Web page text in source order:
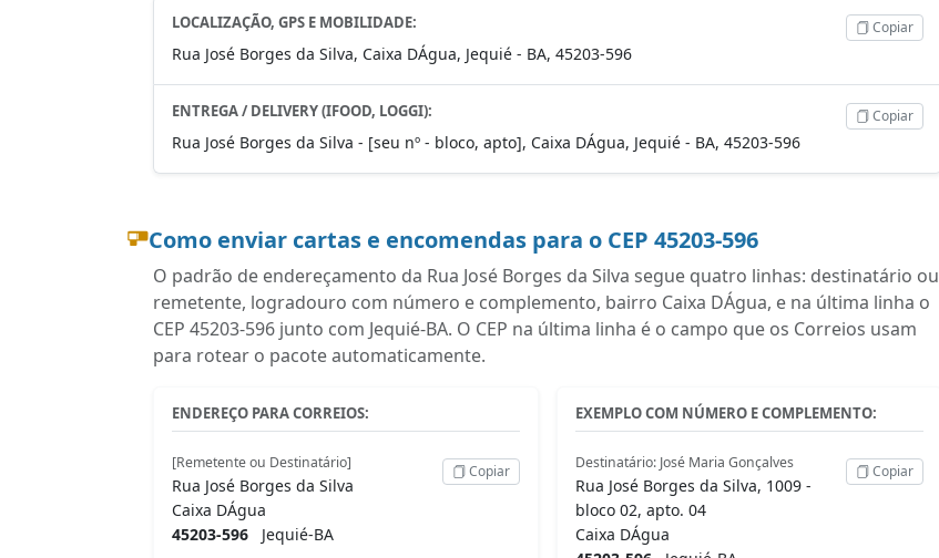
LOCALIZAÇÃO, GPS E MOBILIDADE:
Rua José Borges da Silva, Caixa DÁgua, Jequié - BA, 45203-596
Copiar
ENTREGA / DELIVERY (IFOOD, LOGGI):
Rua José Borges da Silva - [seu nº - bloco, apto], Caixa DÁgua, Jequié - BA, 45203-596
Copiar
Como enviar cartas e encomendas para o CEP 45203-596
O padrão de endereçamento da Rua José Borges da Silva segue quatro linhas: destinatário ou
remetente, logradouro com número e complemento, bairro Caixa DÁgua, e na última linha o
CEP 45203-596 junto com Jequié-BA. O CEP na última linha é o campo que os Correios usam
para rotear o pacote automaticamente.
ENDEREÇO PARA CORREIOS:
[Remetente ou Destinatário]
Rua José Borges da Silva
Caixa DÁgua
45203-596 Jequié-BA
Copiar
EXEMPLO COM NÚMERO E COMPLEMENTO:
Destinatário: José Maria Gonçalves
Rua José Borges da Silva, 1009 -
bloco 02, apto. 04
Caixa DÁgua
Copiar